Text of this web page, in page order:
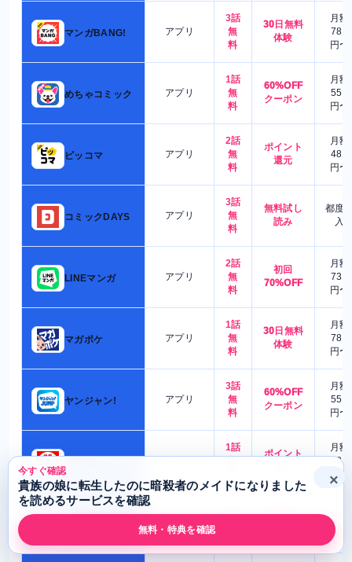
マンガBANG! アプリ
3話
無
料
30日無料
体験
月額
780
円〜
めちゃコミック アプリ
1話
無
料
60%OFF
クーポン
月額
550
円〜
ピッコマ アプリ
2話
無
料
ポイント
還元
月額
480
円〜
コミックDAYS アプリ
3話
無
料
無料試し
読み
都度
入
LINEマンガ アプリ
2話
無
料
初回
70%OFF
月額
730
円〜
マガポケ アプリ
1話
無
料
30日無料
体験
月額
780
円〜
ヤンジャン! アプリ
3話
無
料
60%OFF
クーポン
月額
550
円〜
アプリ
1話
無
ポイント
月額
480
円〜
サンデーうぇぶ
アプリ
無料試し
都度
入
今すぐ確認
貴族の娘に転生したのに暗殺者のメイドになりました
を読めるサービスを確認
無料・特典を確認
×